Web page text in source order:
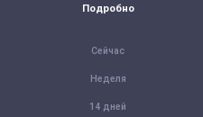
Подробно
Сейчас
Неделя
14 дней